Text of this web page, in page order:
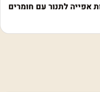
אפייה לתנור עם חומרים